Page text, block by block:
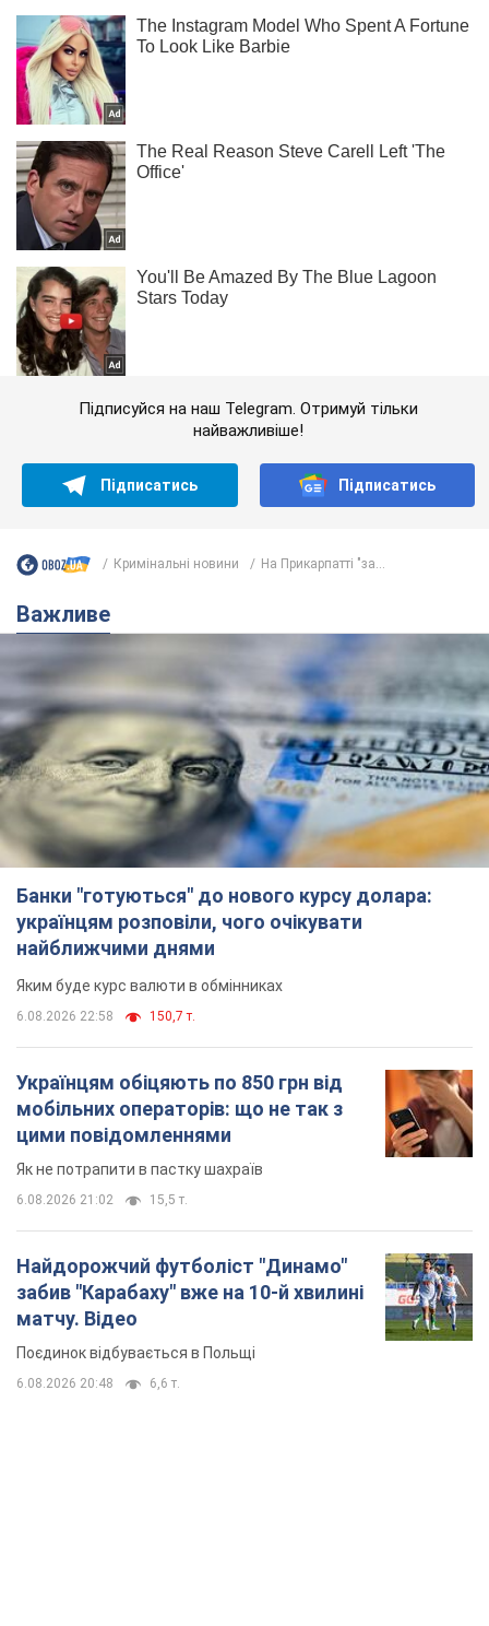
Підписуйся на наш Telegram. Отримуй тільки
найважливіше!
Підписатись Підписатись
Кримінальні новини На Прикарпатті "за...
Важливе
Банки "готуються" до нового курсу долара:
українцям розповіли, чого очікувати
найближчими днями
Яким буде курс валюти в обмінниках
6.08.2026 22:58 150,7 т.
Українцям обіцяють по 850 грн від
мобільних операторів: що не так з
цими повідомленнями
Як не потрапити в пастку шахраїв
6.08.2026 21:02 15,5 т.
Найдорожчий футболіст "Динамо"
забив "Карабаху" вже на 10-й хвилині
матчу. Відео
Поєдинок відбувається в Польщі
6.08.2026 20:48 6,6 т.